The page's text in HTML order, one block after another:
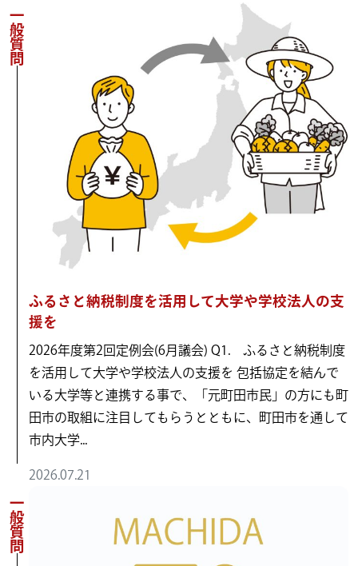
一般質問
ふるさと納税制度を活用して大学や学校法人の支
援を
2026年度第2回定例会(6月議会) Q1. ふるさと納税制度
を活用して大学や学校法人の支援を 包括協定を結んで
いる大学等と連携する事で、「元町田市民」の方にも町
田市の取組に注目してもらうとともに、町田市を通して
市内大学...
2026.07.21
一般質問